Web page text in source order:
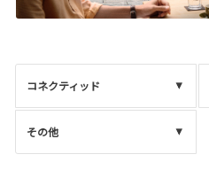
コネクティッド
その他